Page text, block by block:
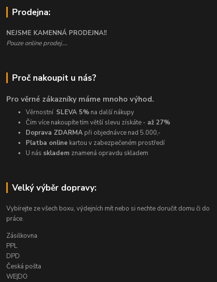
Prodejna:
NEJSME KAMENNÁ PRODEJNA!!
Pouze online prodej....
Proč nakoupit u nás?
Pro věrné zákazníky máme mnoho výhod.
Věrnostní SLEVA 5% na další nákupy
Čím více nakoupíte tím větší slevu získáte - až 27%
Doprava ZDARMA při objednávce nad 5.000,-
Platba online kartou v zabezpečeném prostředí
U nás skladem znamená opravdu skladem
Velký výběr dopravy:
Vybírejte ze všech boxu, výdejních mít nebo si nechte doručit domu či do
práce.
Zásilkovna
PPL
DPD
Česká pošta
WE|DO